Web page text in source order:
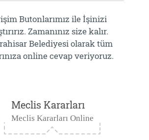
Butonlarımız ile İşinizi
Zamanınız size kalır.
Belediyesi olarak tüm
online cevap veriyoruz.
Meclis Kararları
Meclis Kararları Online